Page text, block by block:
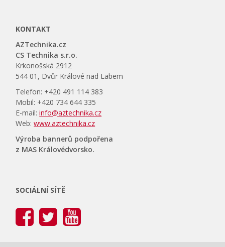
KONTAKT
AZTechnika.cz
CS Technika s.r.o.
Krkonošská 2912
544 01, Dvůr Králové nad Labem
Telefon: +420 491 114 383
Mobil: +420 734 644 335
E-mail:info@aztechnika.cz
Web:www.aztechnika.cz
Výroba bannerů podpořena
z MAS Královédvorsko.
SOCIÁLNÍ SÍTĚ